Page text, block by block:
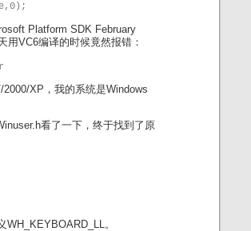
Platform SDK February
用VC6编译的时候竟然报错：
XP，我的系统是Windows
看了一下，终于找到了原
。